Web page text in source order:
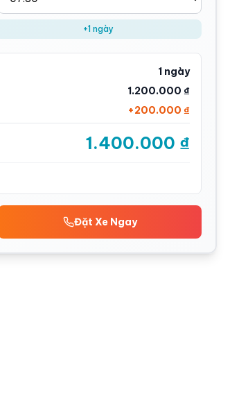
+1 ngày
1 ngày
1.200.000 ₫
+200.000 ₫
1.400.000 ₫
Đặt Xe Ngay